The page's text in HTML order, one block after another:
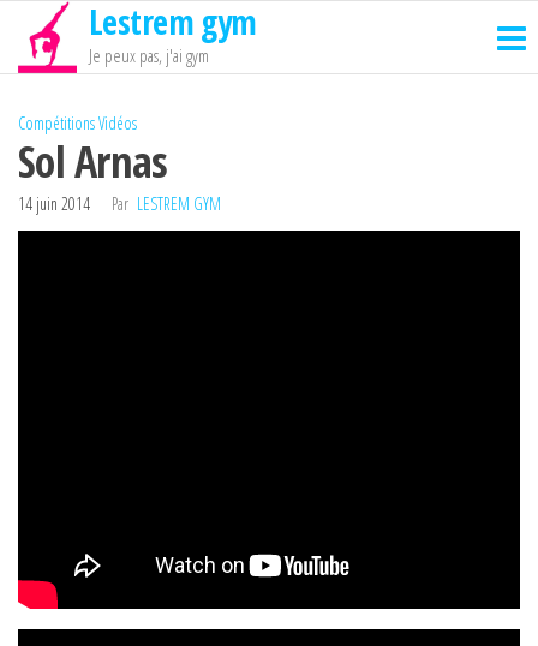
Passer
contenu
Lestrem gym
Je peux pas, j'ai gym
CompétitionsVidéos
Sol Arnas
14 juin 2014 Par LESTREM GYM